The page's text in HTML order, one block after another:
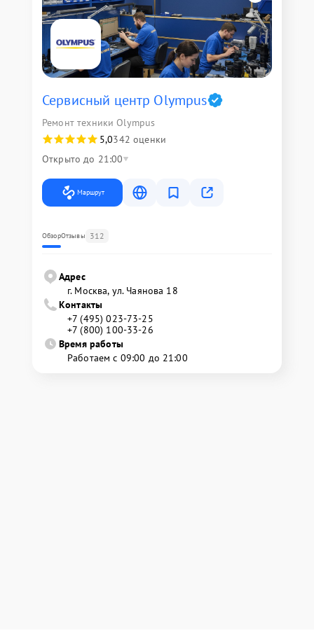
Сервисный центр Olympus
Ремонт техники Olympus
5,0342 оценки
Открыто до 21:00
Маршрут
ОбзорОтзывы 312
Адрес
г. Москва, ул. Чаянова 18
Контакты
+7 (495) 023-73-25
+7 (800) 100-33-26
Время работы
Работаем с 09:00 до 21:00